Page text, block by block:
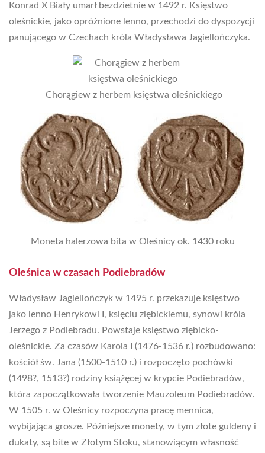
Konrad X Biały umarł bezdzietnie w 1492 r. Księstwo
oleśnickie, jako opróżnione lenno, przechodzi do dyspozycji
panującego w Czechach króla Władysława Jagiellończyka.
Chorągiew z herbem księstwa oleśnickiego
Moneta halerzowa bita w Oleśnicy ok. 1430 roku
Oleśnica w czasach Podiebradów
Władysław Jagiellończyk w 1495 r. przekazuje księstwo
jako lenno Henrykowi I, księciu ziębickiemu, synowi króla
Jerzego z Podiebradu. Powstaje księstwo ziębicko-
oleśnickie. Za czasów Karola I (1476-1536 r.) rozbudowano:
kościół św. Jana (1500-1510 r.) i rozpoczęto pochówki
(1498?, 1513?) rodziny książęcej w krypcie Podiebradów,
która zapoczątkowała tworzenie Mauzoleum Podiebradów.
W 1505 r. w Oleśnicy rozpoczyna pracę mennica,
wybijająca grosze. Późniejsze monety, w tym złote guldeny i
dukaty, są bite w Złotym Stoku, stanowiącym własność